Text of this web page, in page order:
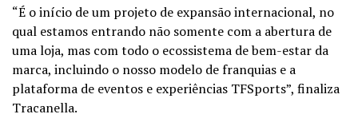
“É o início de um projeto de expansão internacional, no
qual estamos entrando não somente com a abertura de
uma loja, mas com todo o ecossistema de bem-estar da
marca, incluindo o nosso modelo de franquias e a
plataforma de eventos e experiências TFSports”, finaliza
Tracanella.